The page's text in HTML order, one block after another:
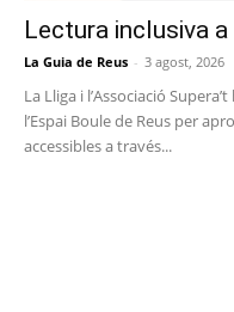
Lectura inclusiva a
La Guia de Reus - 3 agost, 2026
La Lliga i l’Associació
l’Espai Boule de Reus per
accessibles a través...